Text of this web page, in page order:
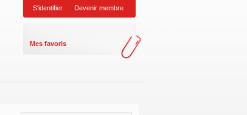
S'identifier Devenir membre
Mes favoris